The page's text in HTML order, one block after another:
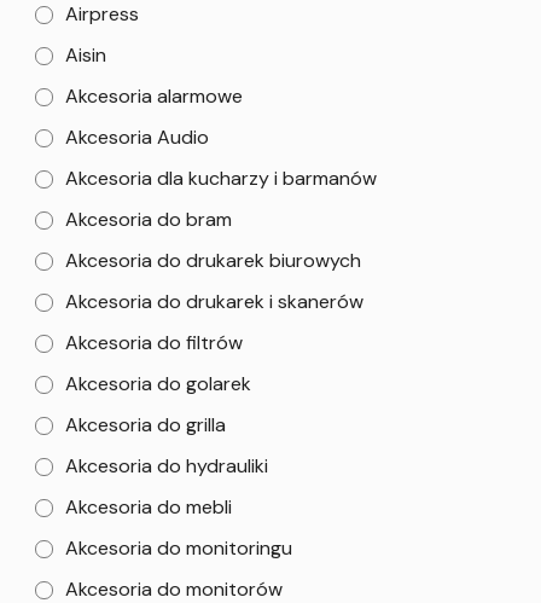
Airpress
Aisin
Akcesoria alarmowe
Akcesoria Audio
Akcesoria dla kucharzy i barmanów
Akcesoria do bram
Akcesoria do drukarek biurowych
Akcesoria do drukarek i skanerów
Akcesoria do filtrów
Akcesoria do golarek
Akcesoria do grilla
Akcesoria do hydrauliki
Akcesoria do mebli
Akcesoria do monitoringu
Akcesoria do monitorów